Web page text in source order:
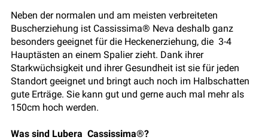
Neben der normalen und am meisten verbreiteten
Buscherziehung ist Cassissima® Neva deshalb ganz
besonders geeignet für die Heckenerziehung, die 3-4
Hauptästen an einem Spalier zieht. Dank ihrer
Starkwüchsigkeit und ihrer Gesundheit ist sie für jeden
Standort geeignet und bringt auch noch im Halbschatten
gute Erträge. Sie kann gut und gerne auch mal mehr als
150cm hoch werden.
Was sind Lubera Cassissima®?